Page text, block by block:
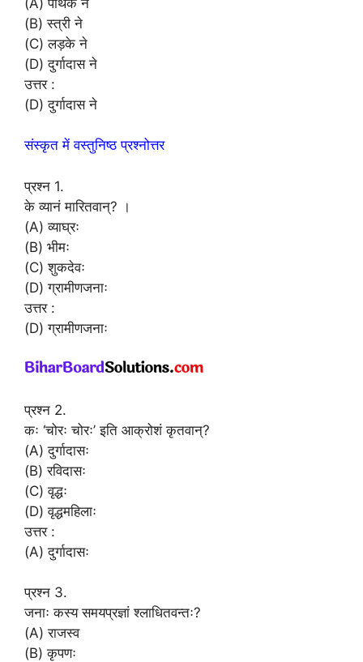
(B) स्त्री ने
(C) लड़के ने
(D) दुर्गादास ने
उत्तर :
(D) दुर्गादास ने
संस्कृत में वस्तुनिष्ठ प्रश्नोत्तर
प्रश्न 1.
के व्यानं मारितवान्? ।
(A) व्याघ्रः
(B) भीमः
(C) शुकदेवः
(D) ग्रामीणजनाः
उत्तर :
(D) ग्रामीणजनाः
प्रश्न 2.
कः ‘चोरः चोरः’ इति आक्रोशं कृतवान्?
(A) दुर्गादासः
(B) रविदासः
(C) वृद्धः
(D) वृद्धमहिलाः
उत्तर :
(A) दुर्गादासः
प्रश्न 3.
जनाः कस्य समयप्रज्ञां श्लाधितवन्तः?
(A) राजस्व
(B) कृपणः